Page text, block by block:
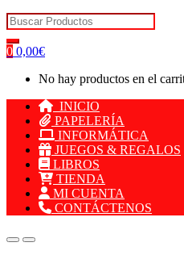
Search for:
0 0,00€
No hay productos en el
INICIO
PAPELERÍA
INFORMÁTICA
JUEGOS & REGALOS
LIBROS
TIENDA
MI CUENTA
CONTÁCTENOS